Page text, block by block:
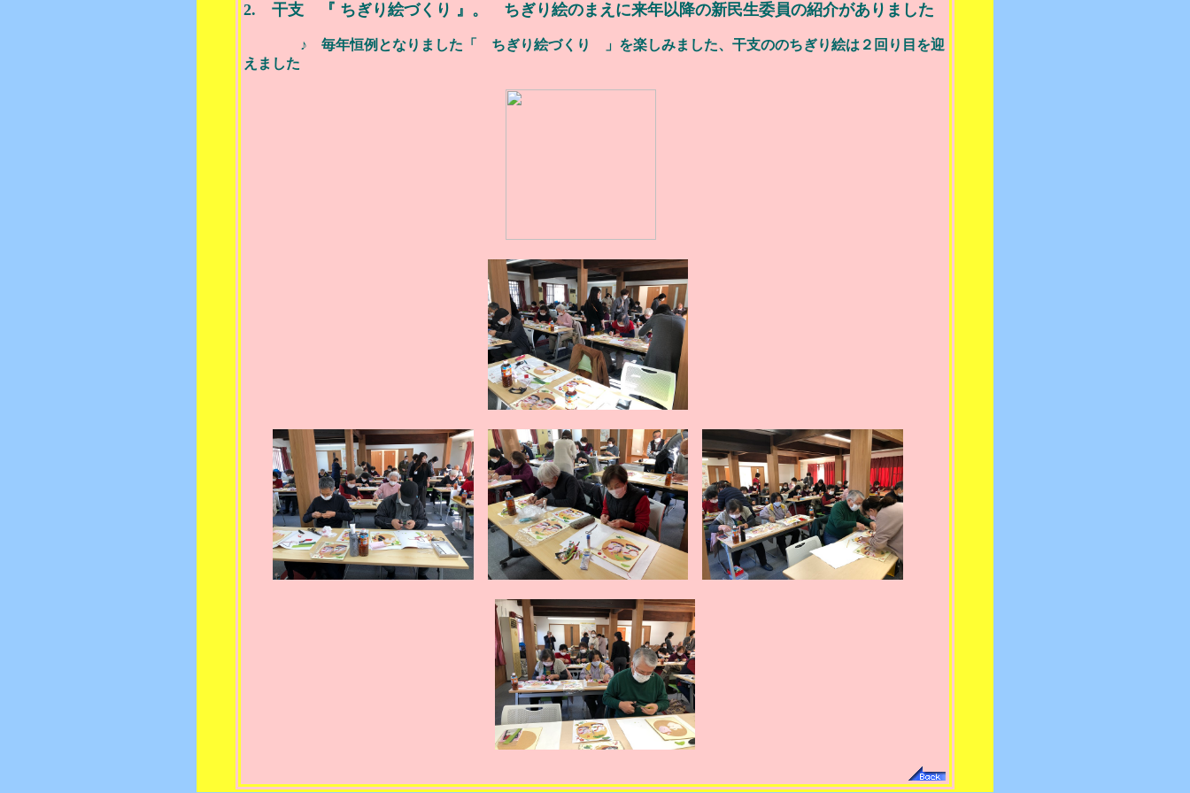
2. 干支 『 ちぎり絵づくり 』。 ちぎり絵のまえに来年以降の新民生委員の紹介がありました
♪ 毎年恒例となりました「 ちぎり絵づくり 」を楽しみました、干支ののちぎり絵は２回り目を迎
えました